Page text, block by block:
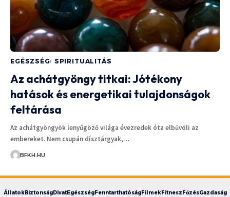
EGÉSZSÉG SPIRITUALITÁS
Az achátgyöngy titkai: Jótékony
hatások és energetikai tulajdonságok
feltárása
Az achátgyöngyök lenyűgöző világa évezredek óta elbűvöli az
embereket. Nem csupán dísztárgyak,…
BFKH.HU
ÁllatokBiztonságDivatEgészségFenntarthatóságFilmekFitneszFőzésGazdaság